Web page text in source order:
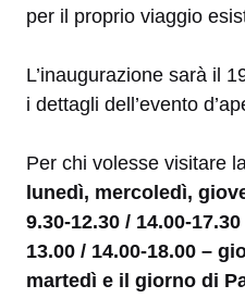
per il proprio viaggio
L’inaugurazione sarà il
i dettagli dell’evento
Per chi volesse visitare
lunedì, mercoledì,
9.30-12.30 / 14.00-
13.00 / 14.00-18.00 –
martedì e il giorno di